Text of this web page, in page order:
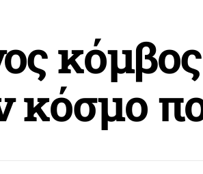
κόσμο